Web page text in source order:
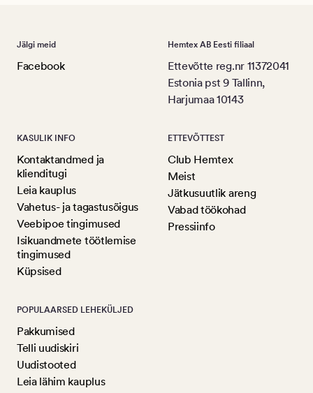
Jälgi meid
Facebook
Hemtex AB Eesti filiaal
Ettevõtte reg.nr 11372041
Estonia pst 9 Tallinn,
Harjumaa 10143
KASULIK INFO
Kontaktandmed ja
klienditugi
Leia kauplus
Vahetus- ja tagastusõigus
Veebipoe tingimused
Isikuandmete töötlemise
tingimused
Küpsised
ETTEVÕTTEST
Club Hemtex
Meist
Jätkusuutlik areng
Vabad töökohad
Pressiinfo
POPULAARSED LEHEKÜLJED
Pakkumised
Telli uudiskiri
Uudistooted
Leia lähim kauplus